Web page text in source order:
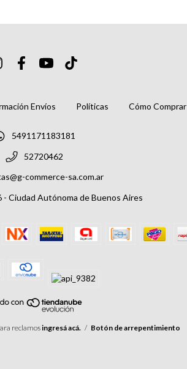
Envíos Políticas Cómo Comprar
5491171183181
52720462
commerce-sa.com.ar
- Ciudad Autónoma de Buenos Aires
reclamosingresá acá. / Botón de arrepentimiento